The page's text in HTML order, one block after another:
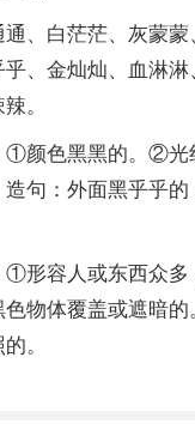
、白茫茫、灰蒙
、金灿灿、血淋
。
①颜色黑黑的。②
造句：外面黑乎乎
形容人或东西众多
物体覆盖或遮暗
。